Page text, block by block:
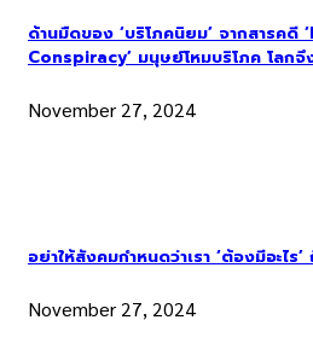
ด้านมืดของ ‘บริโภคนิยม’ จากสารค
Conspiracy’ มนุษย์โหมบริโภค โลกจึ
November 27, 2024
อย่าให้สังคมกำหนดว่าเรา ‘ต้องมีอะไร
November 27, 2024